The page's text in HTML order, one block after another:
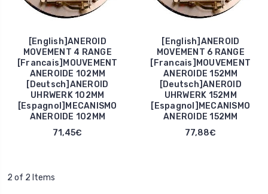
[English]ANEROID
MOVEMENT 4 RANGE
[Francais]MOUVEMENT
ANEROIDE 102MM
[Deutsch]ANEROID
UHRWERK 102MM
[Espagnol]MECANISMO
ANEROIDE 102MM
71,45€
[English]ANEROID
MOVEMENT 6 RANGE
[Francais]MOUVEMENT
ANEROIDE 152MM
[Deutsch]ANEROID
UHRWERK 152MM
[Espagnol]MECANISMO
ANEROIDE 152MM
77,88€
2 of 2 Items